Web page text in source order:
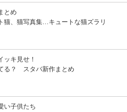
とめ
猫、猫写真集…キュートな猫ズラリ
ッキ見せ！
る？ スタバ新作まとめ
い子供たち